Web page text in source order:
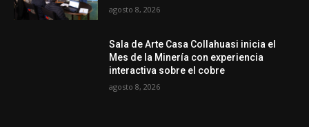
agosto 8, 2026
Sala de Arte Casa Collahuasi inicia el
Mes de la Minería con experiencia
interactiva sobre el cobre
agosto 8, 2026